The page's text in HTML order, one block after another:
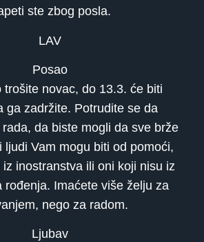
ste zbog posla.
LAV
Posao
trošite novac, do 13.3. će biti
ga zadržite. Potrudite se da
da biste mogli da sve brže
ljudi Vam mogu biti od pomoći,
inostranstva ili oni koji nisu iz
rođenja. Imaćete više želju za
nego za radom.
Ljubav